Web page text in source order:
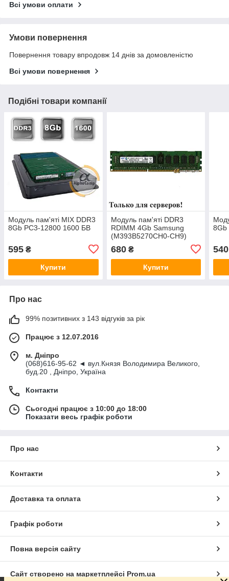
Всі умови оплати
Умови повернення
Повернення товару впродовж 14 днів за домовленістю
Всі умови повернення
Подібні товари компанії
Модуль пам'яті MIX DDR3
8Gb PC3-12800 1600 БВ
595 ₴
Купити
Модуль пам'яті DDR3
RDIMM 4Gb Samsung
(M393B5270CH0-CH9)
680₴
Купити
8Gb
540
Про нас
99% позитивних з 143 відгуків за рік
Працює з 12.07.2016
м. Дніпро
(068)616-95-62 ◄ вул.Князя Володимира Великого,
буд.20 , Дніпро, Україна
Контакти
Сьогодні працює з 10:00 до 18:00
Показати весь графік роботи
Про нас
Контакти
Доставка та оплата
Графік роботи
Повна версія сайту
Сайт створено на маркетплейсі Prom.ua